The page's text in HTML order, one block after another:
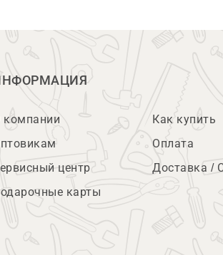
компании
центр
карты
Как купить
Оплата
Доставка /